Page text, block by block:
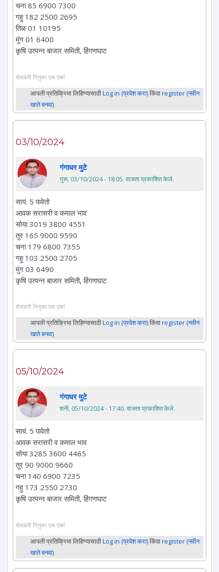
चना 85 6900 7300
गहु 182 2500 2695
तिळ 01 10195
मुंग 01 6400
कृषि उत्पन्न बाजार समिती, हिंगणघाट
शेतकरी तितुका एक एक!
आपली प्रतिक्रिया लिहिण्यासाठीLog in (प्रवेश करा)किंवाregister (नवीन
खाते बनवा)
03/10/2024
गंगाधर मुटे
गुरू, 03/10/2024 - 18:05. वाजता प्रकाशित केले.
सायं. 5 पावेतो
आवक सरासरी व कमाल भाव
सोया 3019 3800 4551
तुर 165 9000 9590
चना 179 6800 7355
गहु 103 2500 2705
मुंग 03 6490
कृषि उत्पन्न बाजार समिती, हिंगणघाट
शेतकरी तितुका एक एक!
आपली प्रतिक्रिया लिहिण्यासाठीLog in (प्रवेश करा)किंवाregister (नवीन
खाते बनवा)
05/10/2024
गंगाधर मुटे
शनी, 05/10/2024 - 17:40. वाजता प्रकाशित केले.
सायं. 5 पावेतो
आवक सरासरी व कमाल भाव
सोया 3285 3600 4465
तुर 90 9000 9660
चना 140 6900 7235
गहु 173 2550 2730
कृषि उत्पन्न बाजार समिती, हिंगणघाट
शेतकरी तितुका एक एक!
आपली प्रतिक्रिया लिहिण्यासाठीLog in (प्रवेश करा)किंवाregister (नवीन
खाते बनवा)